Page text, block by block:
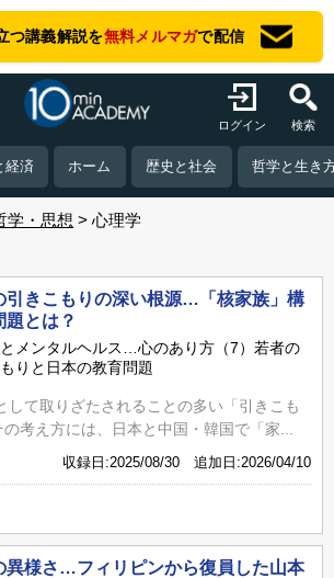
つ講義解説を無料メルマガで配信
ログイン 検索
経済 ホーム 歴史と社会 哲学と生き
学・思想 心理学
引きこもりの深い根源…「核家族」構
題とは？
メンタルヘルス…心のあり方（7）若者の
りと日本の教育問題
して取りざたされることの多い「引きこも
考え方には、日本と中国・韓国で「家...
収録日:2025/08/30 追加日:2026/04/10
異様さ…フィリピンから復員した山本